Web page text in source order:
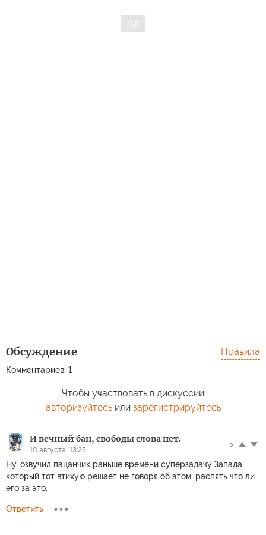
Обсуждение
Комментариев: 1
Правила
Чтобы участвовать в дискуссии
авторизуйтесьили зарегистрируйтесь
И вечный бан, свободы слова нет.
10 августа, 13:25
5
Ну, озвучил пацанчик раньше времени суперзадачу Запада,
который тот втихую решает не говоря об этом, распять что ли
его за это.
Ответить